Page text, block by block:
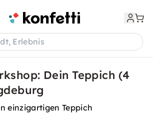
Erlebnis
Dein Teppich (4
einzigartigen Teppich